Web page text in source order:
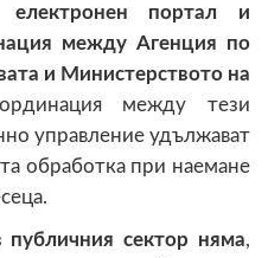
електронен портал и
между Агенция по
и Министерството на
между тези
управление удължават
обработка при наемане
сектор няма,